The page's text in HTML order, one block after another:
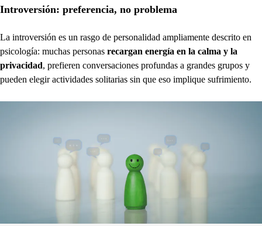
Introversión: preferencia, no problema
La introversión es un rasgo de personalidad ampliamente descrito en
psicología: muchas personas recargan energía en la calma y la
privacidad, prefieren conversaciones profundas a grandes grupos y
pueden elegir actividades solitarias sin que eso implique sufrimiento.